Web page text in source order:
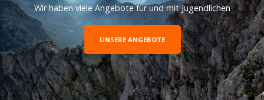
Wir haben viele Angebote für und mit Jugendlichen
UNSERE ANGEBOTE